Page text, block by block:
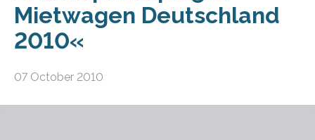
Mietwagen Deutschland
2010«
07 October 2010